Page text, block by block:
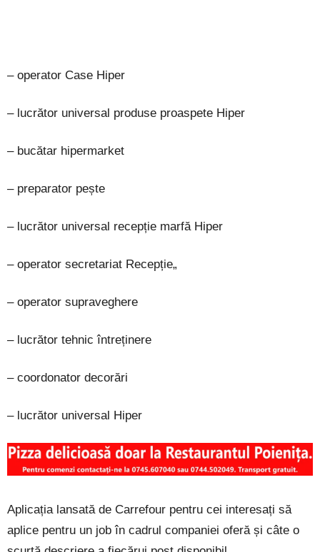
– operator Case Hiper
– lucrător universal produse proaspete Hiper
– bucătar hipermarket
– preparator pește
– lucrător universal recepție marfă Hiper
– operator secretariat Recepție„
– operator supraveghere
– lucrător tehnic întreținere
– coordonator decorări
– lucrător universal Hiper
Aplicația lansată de Carrefour pentru cei interesați să
aplice pentru un job în cadrul companiei oferă și câte o